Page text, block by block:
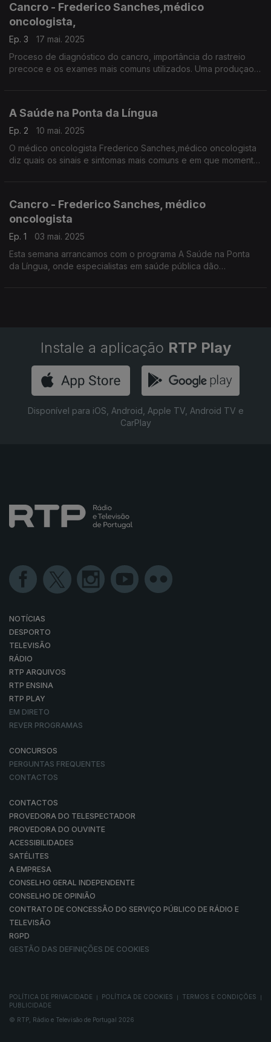
Cancro - Frederico Sanches,médico
oncologista,
Ep. 3
17 mai. 2025
Proceso de diagnóstico do cancro, importância do rastreio
precoce e os exames mais comuns utilizados. Uma produçao
A Saúde na Ponta da Língua
Ep. 2
10 mai. 2025
O médico oncologista Frederico Sanches,médico oncologista
diz quais os sinais e sintomas mais comuns e em que momento
Cancro - Frederico Sanches, médico
oncologista
Ep. 1
03 mai. 2025
Esta semana arrancamos com o programa A Saúde na Ponta
da Língua, onde especialistas em saúde pública dão
Instale a aplicação RTP Play
Disponível para iOS, Android, Apple TV, Android TV e
CarPlay
NOTÍCIAS
DESPORTO
TELEVISÃO
RÁDIO
RTP ARQUIVOS
RTP ENSINA
RTP PLAY
EM DIRETO
REVER PROGRAMAS
CONCURSOS
PERGUNTAS FREQUENTES
CONTACTOS
CONTACTOS
PROVEDORA DO TELESPECTADOR
PROVEDORA DO OUVINTE
ACESSIBILIDADES
SATÉLITES
A EMPRESA
CONSELHO GERAL INDEPENDENTE
CONSELHO DE OPINIÃO
CONTRATO DE CONCESSÃO DO SERVIÇO PÚBLICO DE RÁDIO E
TELEVISÃO
RGPD
GESTÃO DAS DEFINIÇÕES DE COOKIES
POLÍTICA DE PRIVACIDADE POLÍTICA DE COOKIES TERMOS E CONDIÇÕES
PUBLICIDADE
© RTP, Rádio e Televisão de Portugal 2026